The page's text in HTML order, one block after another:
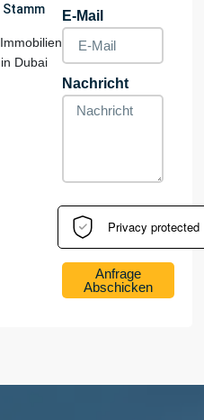
Stamm
Immobilienspezialist
in Dubai
E-Mail
Nachricht
Anfrage
Abschicken